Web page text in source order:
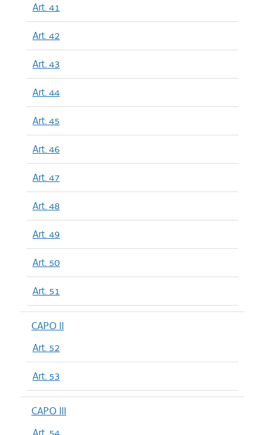
Art. 41
Art. 42
Art. 43
Art. 44
Art. 45
Art. 46
Art. 47
Art. 48
Art. 49
Art. 50
Art. 51
CAPO II
Art. 52
Art. 53
CAPO III